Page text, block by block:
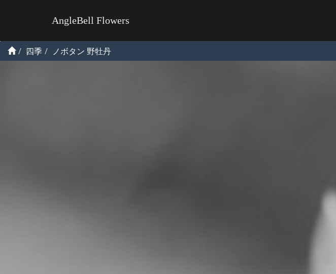
AngleBell Flowers
四季 ノボタン 野牡丹